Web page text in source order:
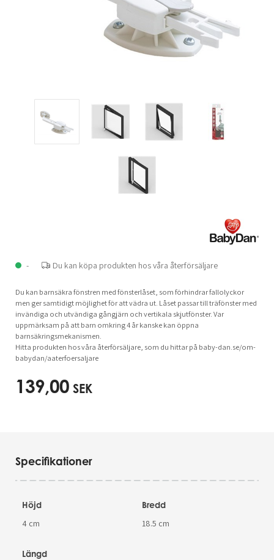
- Du kan köpa produkten hos våra återförsäljare
Du kan barnsäkra fönstren med fönsterlåset, som förhindrar fallolyckor
men ger samtidigt möjlighet för att vädra ut. Låset passar till träfönster med
invändiga och utvändiga gångjärn och vertikala skjutfönster. Var
uppmärksam på att barn omkring 4 år kanske kan öppna
barnsäkringsmekanismen.
Hitta produkten hos våra återförsäljare, som du hittar på baby-dan.se/om-
babydan/aaterfoersaljare
139,00 SEK
Specifikationer
Höjd
4 cm
Bredd
18.5 cm
Längd